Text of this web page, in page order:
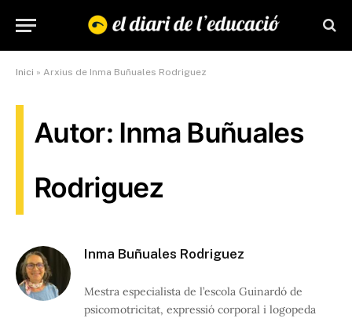
Inici » Arxius de Inma Buñuales Rodriguez
Autor: Inma Buñuales
Rodriguez
Inma Buñuales Rodriguez
Mestra especialista de l’escola Guinardó de
psicomotricitat, expressió corporal i logopeda